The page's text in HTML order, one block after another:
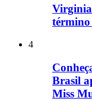
Virginia
término
4
Brasil
Miss